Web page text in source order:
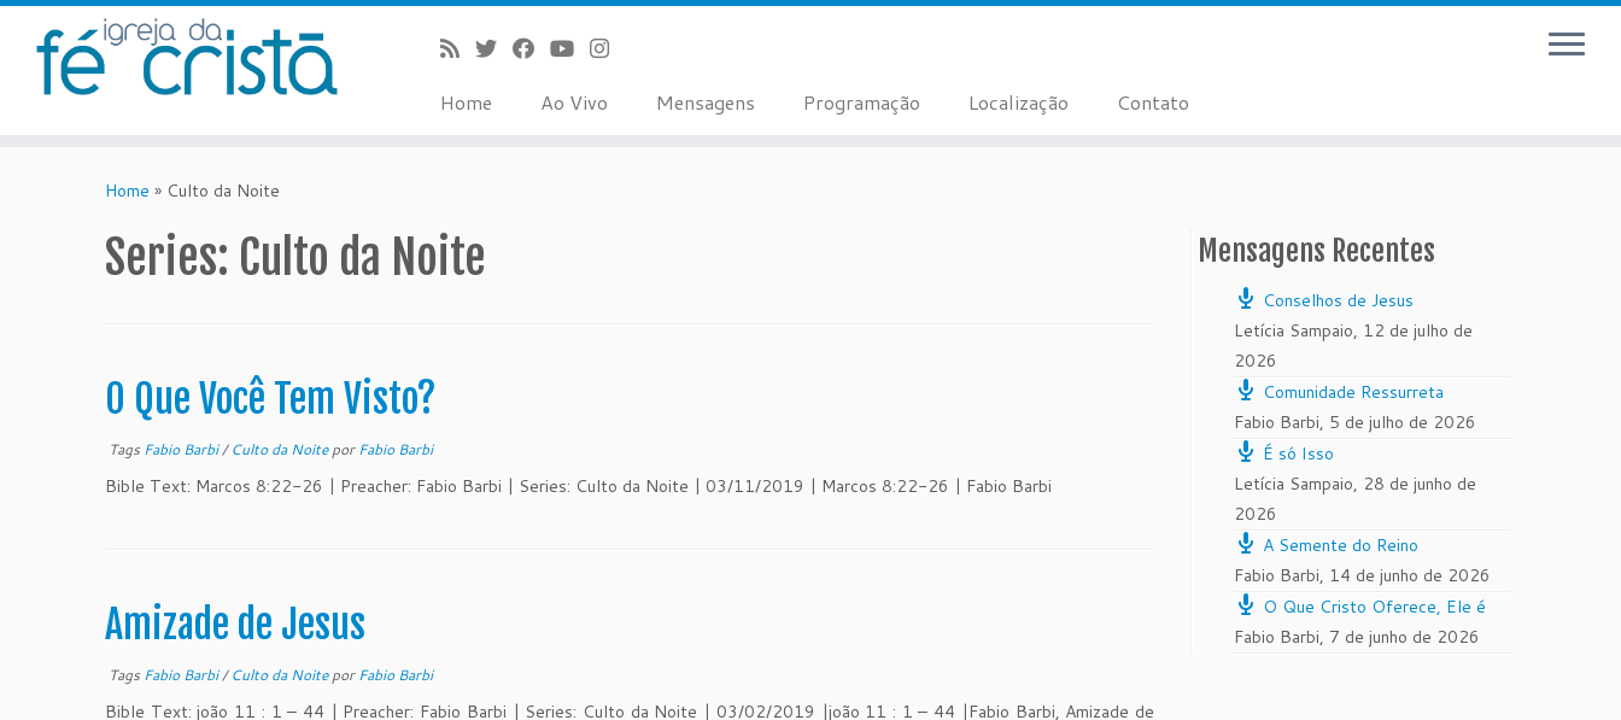
Home Ao Vivo Mensagens Programação Localização Contato
Home » Culto da Noite
Series: Culto da Noite
O Que Você Tem Visto?
Tags Fabio Barbi/Culto da NoiteporFabio Barbi
Bible Text: Marcos 8:22-26 | Preacher: Fabio Barbi | Series: Culto da Noite | 03/11/2019 | Marcos 8:22-26 | Fabio Barbi
Amizade de Jesus
Tags Fabio Barbi/Culto da NoiteporFabio Barbi
Bible Text: joão 11 : 1 – 44 | Preacher: Fabio Barbi | Series: Culto da Noite | 03/02/2019 |joão 11 : 1 – 44 |Fabio Barbi, Amizade de
Mensagens Recentes
Conselhos de Jesus
Letícia Sampaio, 12 de julho de
2026
Comunidade Ressurreta
Fabio Barbi, 5 de julho de 2026
É só Isso
Letícia Sampaio, 28 de junho de
2026
A Semente do Reino
Fabio Barbi, 14 de junho de 2026
O Que Cristo Oferece, Ele é
Fabio Barbi, 7 de junho de 2026